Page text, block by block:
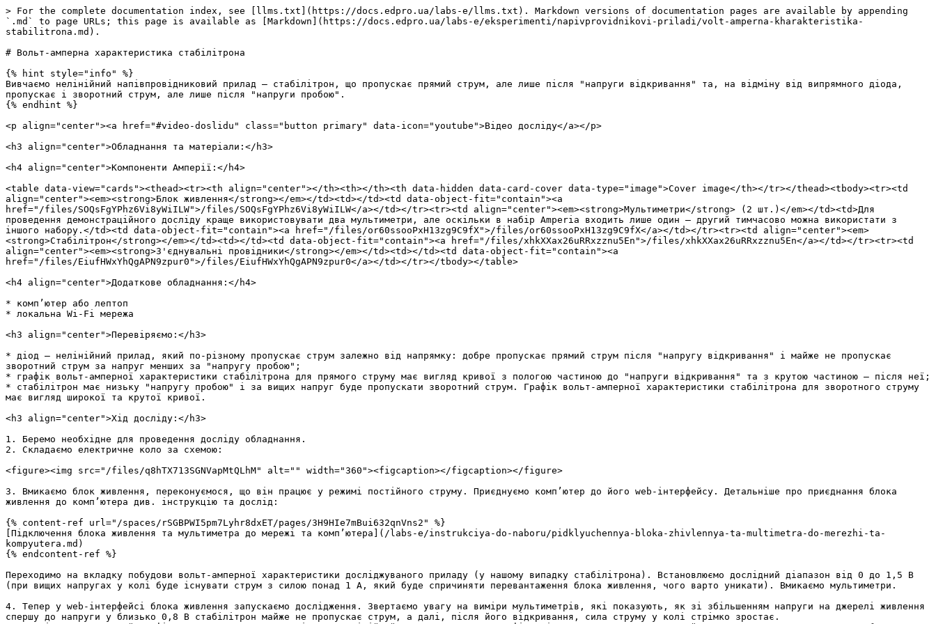
> For the complete documentation index, see [llms.txt](https://docs.edpro.ua/labs-e/llms.txt). Markdown versions of documentation pages are available by appending
`.md` to page URLs; this page is available as [Markdown](https://docs.edpro.ua/labs-e/eksperimenti/napivprovidnikovi-priladi/volt-amperna-kharakteristika-
stabilitrona.md).
# Вольт-амперна характеристика стабілітрона
{% hint style="info" %}
Вивчаємо нелінійний напівпровідниковий прилад — стабілітрон, що пропускає прямий струм, але лише після "напруги відкривання" та, на відміну від випрямного діода,
пропускає і зворотний струм, але лише після "напруги пробою".
{% endhint %}
<p align="center"><a href="#video-doslidu" class="button primary" data-icon="youtube">Відео досліду</a></p>
<h3 align="center">Обладнання та матеріали:</h3>
<h4 align="center">Компоненти Амперії:</h4>
<table data-view="cards"><thead><tr><th align="center"></th><th></th><th data-hidden data-card-cover data-type="image">Cover image</th></tr></thead><tbody><tr><td
align="center"><em><strong>Блок живлення</strong></em></td><td></td><td data-object-fit="contain"><a
href="/files/SOQsFgYPhz6Vi8yWiILW">/files/SOQsFgYPhz6Vi8yWiILW</a></td></tr><tr><td align="center"><em><strong>Мультиметри</strong> (2 шт.)</em></td><td>Для
проведення демонстраційного досліду краще використовувати два мультиметри, але оскільки в набір Amperia входить лише один — другий тимчасово можна використати з
іншого набору.</td><td data-object-fit="contain"><a href="/files/or60ssooPxH13zg9C9fX">/files/or60ssooPxH13zg9C9fX</a></td></tr><tr><td align="center"><em>
<strong>Стабілітрон</strong></em></td><td></td><td data-object-fit="contain"><a href="/files/xhkXXax26uRRxzznu5En">/files/xhkXXax26uRRxzznu5En</a></td></tr><tr><td
align="center"><em><strong>З'єднувальні провідники</strong></em></td><td></td><td data-object-fit="contain"><a
href="/files/EiufHWxYhQgAPN9zpur0">/files/EiufHWxYhQgAPN9zpur0</a></td></tr></tbody></table>
<h4 align="center">Додаткове обладнання:</h4>
* комп’ютер або лептоп
* локальна Wi-Fi мережа
<h3 align="center">Перевіряємо:</h3>
* діод — нелінійний прилад, який по-різному пропускає струм залежно від напрямку: добре пропускає прямий струм після "напругу відкривання" і майже не пропускає
зворотний струм за напруг менших за "напругу пробою";
* графік вольт-амперної характеристики стабілітрона для прямого струму має вигляд кривої з пологою частиною до "напруги відкривання" та з крутою частиною — після неї;
* стабілітрон має низьку "напругу пробою" і за вищих напруг буде пропускати зворотний струм. Графік вольт-амперної характеристики стабілітрона для зворотного струму
має вигляд широкої та крутої кривої.
<h3 align="center">Хід досліду:</h3>
1. Беремо необхідне для проведення досліду обладнання.
2. Складаємо електричне коло за схемою:
<figure><img src="/files/q8hTX713SGNVapMtQLhM" alt="" width="360"><figcaption></figcaption></figure>
3. Вмикаємо блок живлення, переконуємося, що він працює у режимі постійного струму. Приєднуємо комп’ютер до його web-інтерфейсу. Детальніше про приєднання блока
живлення до комп’ютера див. інструкцію та дослід:
{% content-ref url="/spaces/rSGBPWI5pm7Lyhr8dxET/pages/3H9HIe7mBui632qnVns2" %}
[Підключення блока живлення та мультиметра до мережі та комп’ютера](/labs-e/instrukciya-do-naboru/pidklyuchennya-bloka-zhivlennya-ta-multimetra-do-merezhi-ta-
kompyutera.md)
{% endcontent-ref %}
Переходимо на вкладку побудови вольт-амперної характеристики досліджуваного приладу (у нашому випадку стабілітрона). Встановлюємо дослідний діапазон від 0 до 1,5 В
(при вищих напругах у колі буде існувати струм з силою понад 1 А, який буде спричиняти перевантаження блока живлення, чого варто уникати). Вмикаємо мультиметри.
4. Тепер у web-інтерфейсі блока живлення запускаємо дослідження. Звертаємо увагу на виміри мультиметрів, які показують, як зі збільшенням напруги на джерелі живлення
спершу до напруги у близько 0,8 В стабілітрон майже не пропускає струм, а далі, після його відкривання, сила струму у колі стрімко зростає.